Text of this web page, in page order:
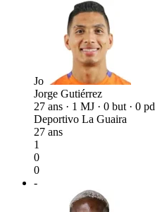
Jo
Jorge Gutiérrez
27 ans · 1 MJ · 0 but · 0 pd
Deportivo La Guaira
27 ans
1
0
0
-